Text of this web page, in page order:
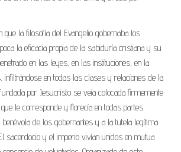
que la filosofía del Evangelio gobernaba los
la eficacia propia de la sabiduría cristiana y su
en las leyes, en las instituciones, en la
infiltrándose en todas las clases y relaciones de la
por Jesucristo se veía colocada firmemente
le corresponde y florecía en todas partes
de los gobernantes y a la tutela legítima
sacerdocio y el imperio vivían unidos en mutua